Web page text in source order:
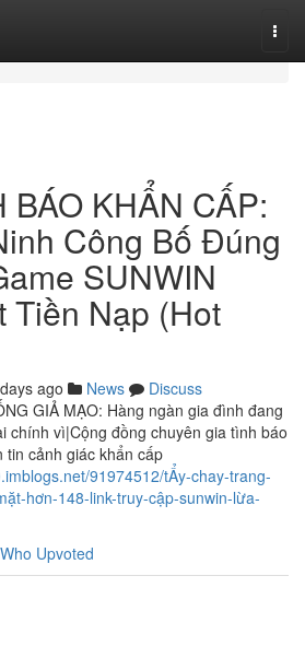
BÁO KHẨN CẤP:
Công Bố Đúng
SUNWIN
Tiền Nạp (Hot
ago News
Discuss
GIẢ MẠO: Hàng ngàn gia đình đang
chính vì|Cộng đồng chuyên gia tình báo
cảnh giác khẩn cấp
91974512/tẨy-chay-trang-
hơn-148-link-truy-cập-sunwin-lừa-
Who Upvoted